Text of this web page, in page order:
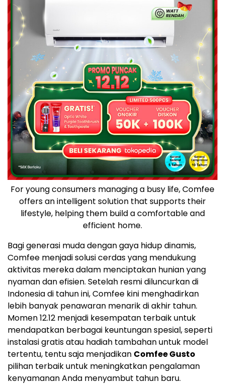
For young consumers managing a busy life, Comfee
offers an intelligent solution that supports their
lifestyle, helping them build a comfortable and
efficient home.
Bagi generasi muda dengan gaya hidup dinamis,
Comfee menjadi solusi cerdas yang mendukung
aktivitas mereka dalam menciptakan hunian yang
nyaman dan efisien. Setelah resmi diluncurkan di
Indonesiadi tahun ini, Comfee kini menghadirkan
lebih banyak penawaran menarik di akhir tahun.
Momen 12.12 menjadi kesempatan terbaik untuk
mendapatkan berbagai keuntungan spesial, seperti
instalasi gratis atau hadiah tambahan untuk model
tertentu, tentu saja menjadikan Comfee Gusto
pilihan terbaik untuk meningkatkan pengalaman
kenyamanan Anda menyambut tahun baru.